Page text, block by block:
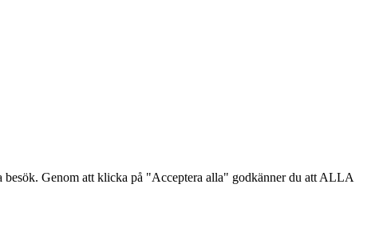
besök. Genom att klicka på "Acceptera alla" godkänner du att ALLA